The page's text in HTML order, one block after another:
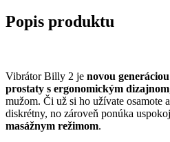
Popis produktu
Vibrátor Billy 2 je novou
prostaty s ergonomickým dizajnom
mužom. Či už si ho užívate osamote
diskrétny, no zároveň ponúka
masážnym režimom.